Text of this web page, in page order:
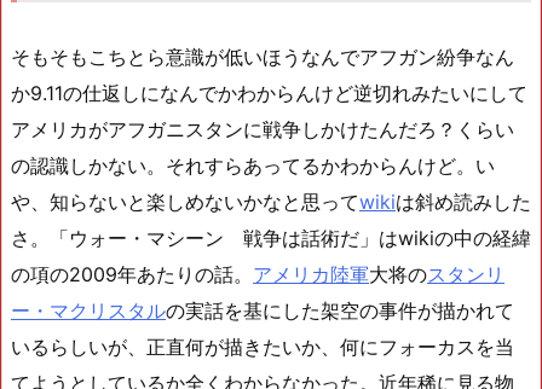
そもそもこちとら意識が低いほうなんでアフガン紛争なん
か9.11の仕返しになんでかわからんけど逆切れみたいにして
アメリカがアフガニスタンに戦争しかけたんだろ？くらい
の認識しかない。それすらあってるかわからんけど。い
や、知らないと楽しめないかなと思ってwikiは斜め読みした
さ。「ウォー・マシーン 戦争は話術だ」はwikiの中の経緯
の項の2009年あたりの話。 アメリカ陸軍大将のスタンリ
ー・マクリスタルの実話を基にした架空の事件が描かれて
いるらしいが、正直何が描きたいか、何にフォーカスを当
てようとしているか全くわからなかった。近年稀に見る物